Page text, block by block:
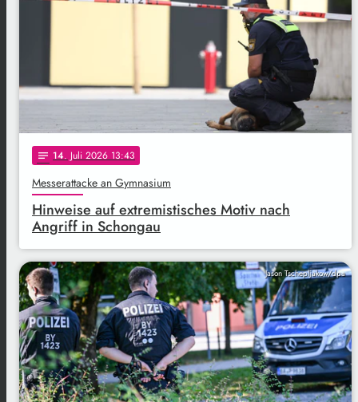
notes 14. Juli 2026 13:43
Messerattacke an Gymnasium
Hinweise auf extremistisches Motiv nach
Angriff in Schongau
Jason Tschepljakow/dpa